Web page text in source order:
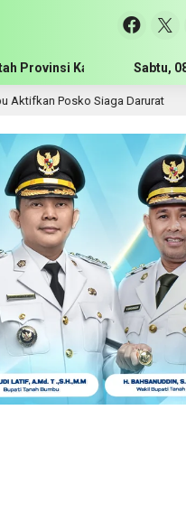
Provinsi KalimantanSabtu,
Siaga Darurat 1 hari